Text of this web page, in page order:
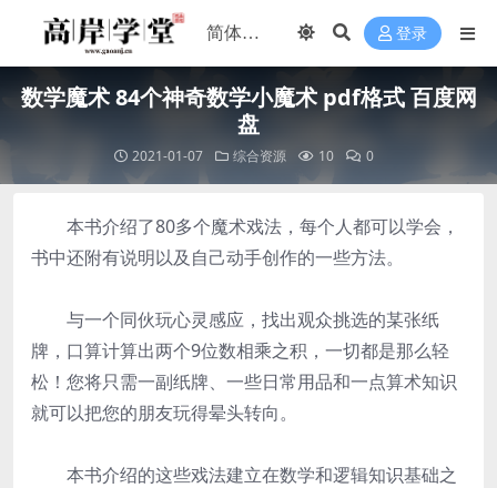
登录
数学魔术 84个神奇数学小魔术 pdf格式 百度网
盘
2021-01-07 综合资源 10 0
本书介绍了80多个魔术戏法，每个人都可以学会，
书中还附有说明以及自己动手创作的一些方法。
与一个同伙玩心灵感应，找出观众挑选的某张纸
牌，口算计算出两个9位数相乘之积，一切都是那么轻
松！您将只需一副纸牌、一些日常用品和一点算术知识
就可以把您的朋友玩得晕头转向。
本书介绍的这些戏法建立在数学和逻辑知识基础之